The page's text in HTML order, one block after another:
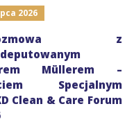
2026
z
Müllerem –
Specjalnym
Clean & Care Forum